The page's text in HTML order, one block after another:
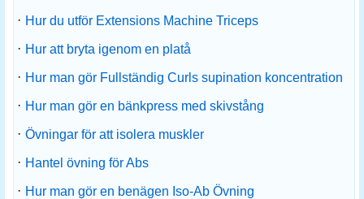
· Hur du utför Extensions Machine Triceps
· Hur att bryta igenom en platå
· Hur man gör Fullständig Curls supination koncentration
· Hur man gör en bänkpress med skivstång
· Övningar för att isolera muskler
· Hantel övning för Abs
· Hur man gör en benägen Iso-Ab Övning